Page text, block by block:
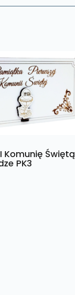
Komunię Świętą
PK3